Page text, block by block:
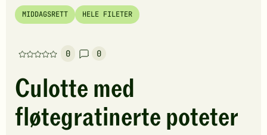
MIDDAGSRETT HELE FILETER
0
Denne
har
foreløpig
ingen
vurderinger.
0
Culotte med
fløtegratinerte poteter